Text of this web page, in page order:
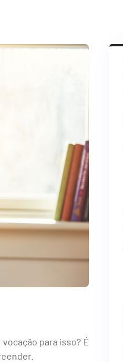
para isso? É